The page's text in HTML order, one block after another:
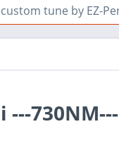
tune by EZ-
---730NM---